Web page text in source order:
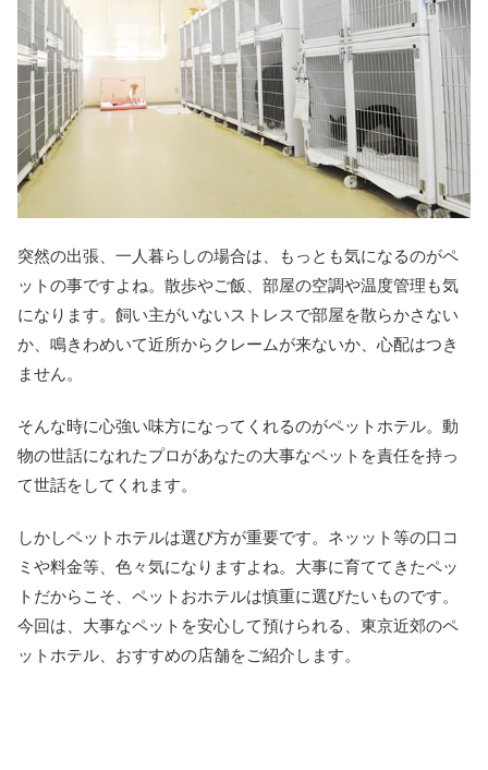
突然の出張、一人暮らしの場合は、もっとも気になるのがペ
ットの事ですよね。散歩やご飯、部屋の空調や温度管理も気
になります。飼い主がいないストレスで部屋を散らかさない
か、鳴きわめいて近所からクレームが来ないか、心配はつき
ません。
そんな時に心強い味方になってくれるのがペットホテル。動
物の世話になれたプロがあなたの大事なペットを責任を持っ
て世話をしてくれます。
しかしペットホテルは選び方が重要です。ネッット等の口コ
ミや料金等、色々気になりますよね。大事に育ててきたペッ
トだからこそ、ペットおホテルは慎重に選びたいものです。
今回は、大事なペットを安心して預けられる、東京近郊のペ
ットホテル、おすすめの店舗をご紹介します。